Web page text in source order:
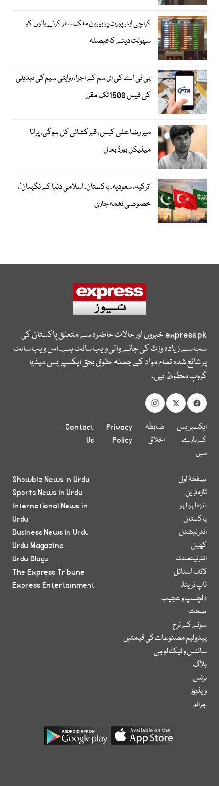
کراچی ایئرپورٹ پر بیرون ملک سفر کرنے والوں کو
سہولت دینے کا فیصلہ
پی ٹی اے کی ای سم کے اجرا، روایتی سیم کی تبدیلی
کی فیس 1500 تک مقرر
میر رضا علی کیس، قبر کشائی کل ہوگی، پرانا
میڈیکل بورڈ بحال
‘ترکیہ، سعودیہ، پاکستان، اسلامی دنیا کے نگہبان’،
خصوصی نغمہ جاری
express.pkخبروں اور حالات حاضرہ سے متعلق پاکستان کی
سب سے زیادہ وزٹ کی جانے والی ویب سائٹ ہے۔ اس ویب سائٹ
پر شائع شدہ تمام مواد کے جملہ حقوق بحق ایکسپریس میڈیا
گروپ محفوظ ہیں۔
ایکسپریس
کے بارے
میں
ضابطہ
اخلاق
Privacy
Policy
Contact
Us
صفحۂ اول
تازہ ترین
غزہ لہو لہو
پاکستان
انٹر نیشنل
کھیل
انٹرٹینمنٹ
لائف اسٹائل
ٹاپ ٹرینڈ
دلچسپ و عجیب
صحت
سونے کے نرخ
پیٹرولیم مصنوعات کی قیمتیں
سائنس و ٹیکنالوجی
بلاگ
بزنس
ویڈیوز
جرائم
Showbiz News in Urdu
Sports News in Urdu
International News in
Urdu
Business News in Urdu
Urdu Magazine
Urdu Blogs
The Express Tribune
Express Entertainment